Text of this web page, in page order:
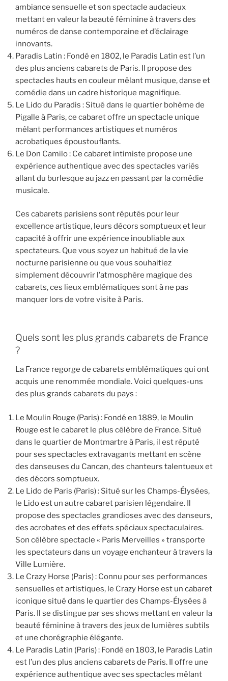
ambiance sensuelle et son spectacle audacieux
mettant en valeur la beauté féminine à travers des
numéros de danse contemporaine et d’éclairage
innovants.
Paradis Latin : Fondé en 1802, le Paradis Latin est l’un
des plus anciens cabarets de Paris. Il propose des
spectacles hauts en couleur mêlant musique, danse et
comédie dans un cadre historique magnifique.
Le Lido du Paradis : Situé dans le quartier bohème de
Pigalle à Paris, ce cabaret offre un spectacle unique
mêlant performances artistiques et numéros
acrobatiques époustouflants.
Le Don Camilo : Ce cabaret intimiste propose une
expérience authentique avec des spectacles variés
allant du burlesque au jazz en passant par la comédie
musicale.
Ces cabarets parisiens sont réputés pour leur
excellence artistique, leurs décors somptueux et leur
capacité à offrir une expérience inoubliable aux
spectateurs. Que vous soyez un habitué de la vie
nocturne parisienne ou que vous souhaitiez
simplement découvrir l’atmosphère magique des
cabarets, ces lieux emblématiques sont à ne pas
manquer lors de votre visite à Paris.
Quels sont les plus grands cabarets de France
?
La France regorge de cabarets emblématiques qui ont
acquis une renommée mondiale. Voici quelques-uns
des plus grands cabarets du pays :
Le Moulin Rouge (Paris) : Fondé en 1889, le Moulin
Rouge est le cabaret le plus célèbre de France. Situé
dans le quartier de Montmartre à Paris, il est réputé
pour ses spectacles extravagants mettant en scène
des danseuses du Cancan, des chanteurs talentueux et
des décors somptueux.
Le Lido de Paris (Paris) : Situé sur les Champs-Élysées,
le Lido est un autre cabaret parisien légendaire. Il
propose des spectacles grandioses avec des danseurs,
des acrobates et des effets spéciaux spectaculaires.
Son célèbre spectacle « Paris Merveilles » transporte
les spectateurs dans un voyage enchanteur à travers la
Ville Lumière.
Le Crazy Horse (Paris) : Connu pour ses performances
sensuelles et artistiques, le Crazy Horse est un cabaret
iconique situé dans le quartier des Champs-Élysées à
Paris. Il se distingue par ses shows mettant en valeur la
beauté féminine à travers des jeux de lumières subtils
et une chorégraphie élégante.
Le Paradis Latin (Paris) : Fondé en 1803, le Paradis Latin
est l’un des plus anciens cabarets de Paris. Il offre une
expérience authentique avec ses spectacles mêlant